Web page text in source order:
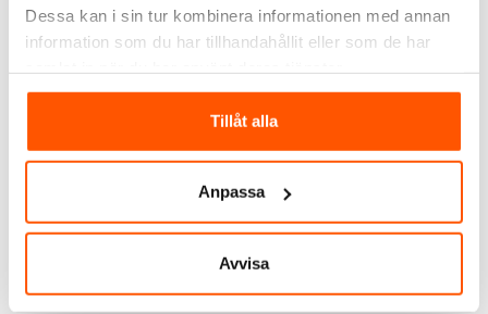
Dessa kan i sin tur kombinera informationen med annan
information som du har tillhandahållit eller som de har
Tillåt alla
Anpassa
Avvisa